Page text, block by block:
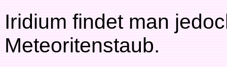
Iridium findet man
Meteoritenstaub.